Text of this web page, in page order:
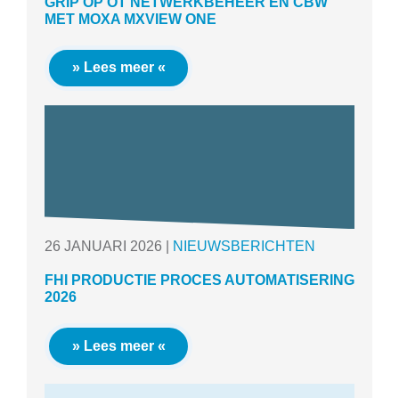
MET MOXA MXVIEW ONE
» Lees meer «
26 JANUARI 2026 NIEUWSBERICHTEN
FHI PRODUCTIE PROCES AUTOMATISERING
2026
» Lees meer «